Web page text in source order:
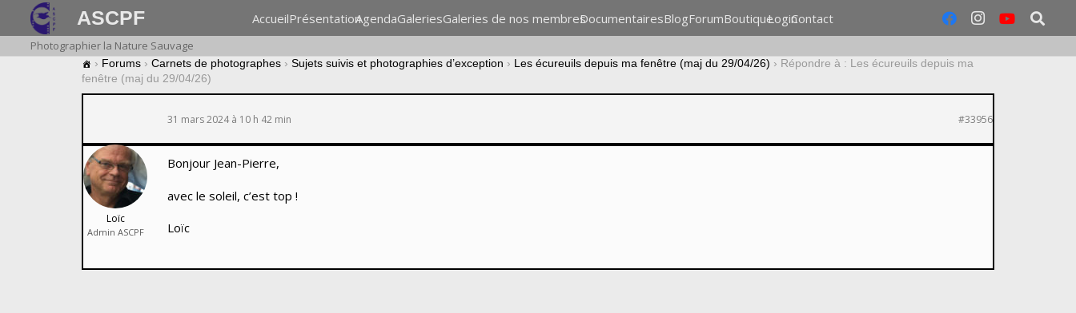
ASCPF AccueilPrésentationAgendaGaleriesGaleries de nos membresDocumentairesBlogForumBoutiqueLoginContact
Photographier la Nature Sauvage
› Forums › Carnets de photographes › Sujets suivis et photographies d’exception › Les écureuils depuis ma fenêtre (maj du 29/04/26) › Répondre à : Les écureuils depuis ma
fenêtre (maj du 29/04/26)
31 mars 2024 à 10 h 42 min #33956
Loïc
Admin ASCPF
Bonjour Jean-Pierre,
avec le soleil, c’est top !
Loïc